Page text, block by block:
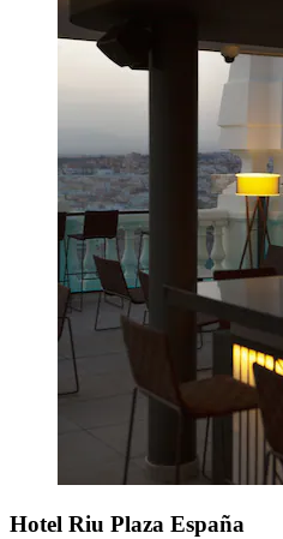
Hotel Riu Plaza España